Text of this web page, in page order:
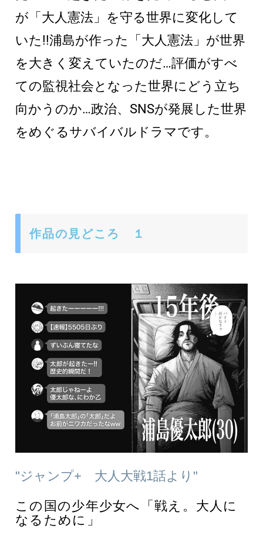
が「大人憲法」を守る世界に変化して
いた!!浦島が作った「大人憲法」が世界
を大きく変えていたのだ…評価がすべ
ての監視社会となった世界にどう立ち
向かうのか…政治、SNSが発展した世界
をめぐるサバイバルドラマです。
作品の見どころ １
"ジャンプ+ 大人大戦1話より"
この国の少年少女へ「戦え。大人に
なるために」